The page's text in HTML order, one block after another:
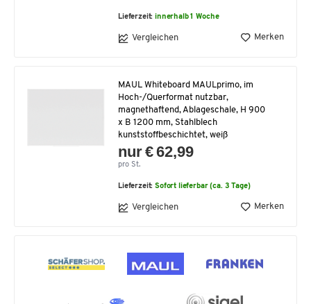
Lieferzeit:innerhalb 1 Woche
Vergleichen Merken
MAUL Whiteboard MAULprimo, im
Hoch-/Querformat nutzbar,
magnethaftend, Ablageschale, H 900
x B 1200 mm, Stahlblech
kunststoffbeschichtet, weiß
nur € 62,99
pro St.
Lieferzeit:Sofort lieferbar (ca. 3 Tage)
Vergleichen Merken